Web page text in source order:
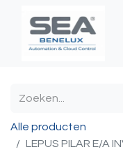
Alle producten
LEPUS PILAR E/A